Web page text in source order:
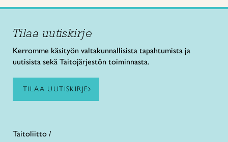
Tilaa uutiskirje
Kerromme käsityön valtakunnallisista tapahtumista ja
uutisista sekä Taitojärjestön toiminnasta.
TILAA UUTISKIRJE
Taitoliitto /